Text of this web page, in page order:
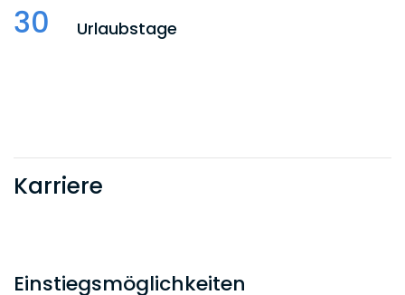
30 Urlaubstage
Karriere
Einstiegsmöglichkeiten